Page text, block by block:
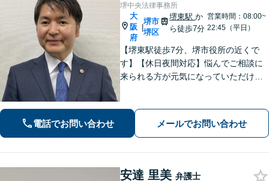
堺中央法律事務所
大
阪
府
|
堺市
堺区
堺東駅か
ら徒歩7分
営業時間：08:00~
22:45（平日）
【堺東駅徒歩7分、堺市役所の近くで
す】【休日夜間対応】悩んでご相談に
来られる方が元気になっていただける
ください。分野によっては、初回30分
間の無料相談を実施しております。
電話でお問い合わせ メールでお問い合わせ
安達 里美 弁護士